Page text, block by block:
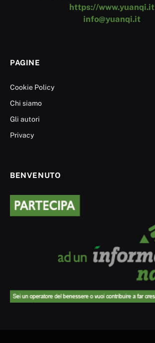
https://www.yuanqi.it
info@yuanqi.it
PAGINE
Cookie Policy
Chi siamo
Gli autori
Privacy
BENVENUTO